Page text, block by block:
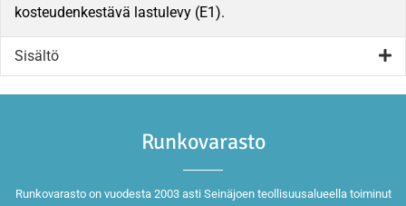
kosteudenkestävä lastulevy (E1).
Sisältö
Runkovarasto
Runkovarasto on vuodesta 2003 asti Seinäjoen teollisuusalueella toiminut